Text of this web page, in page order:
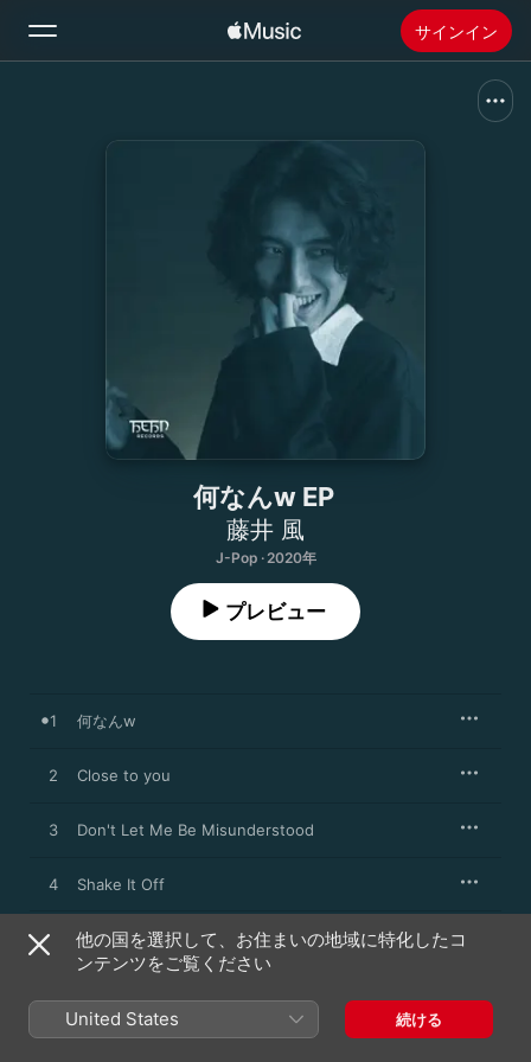
サインイン
Apple Musicをインストール
何なんw EP
藤井 風
J-Pop · 2020年
プレビュー
1 何なんw
2 Close to you
3 Don't Let Me Be Misunderstood
4 Shake It Off
2020年1月24日
A UNIVERSAL SIGMA / HEHN RECORDS  release; ℗ 2020
UNIVERSAL MUSIC LLC
他の国を選択して、お住まいの地域に特化したコ
ンテンツをご覧ください
United States 続ける